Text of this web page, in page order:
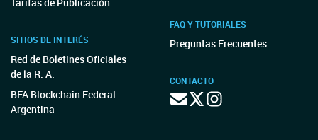
SITIOS DE INTERÉS
Red de Boletines Oficiales
de la R. A.
BFA Blockchain Federal
Argentina
FAQ Y TUTORIALES
Preguntas Frecuentes
CONTACTO